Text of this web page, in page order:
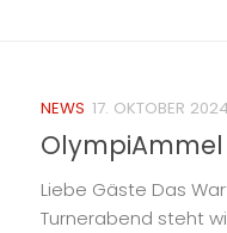
NEWS 17. OKTOBER 2024
Liebe Gäste Das
Turnerabend steht